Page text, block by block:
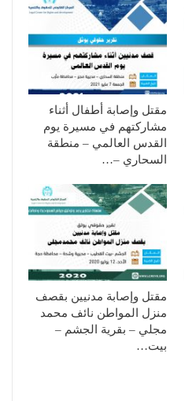
مقتل وإصابة أطفال أثناء
مشاركتهم في مسيرة يوم
القدس العالمي – منطقة
السحاري –…
مقتل وإصابة مدنيين بقصف
منزل المواطن نائف محمد
مجلي – بقرية الجشم –
بيت…